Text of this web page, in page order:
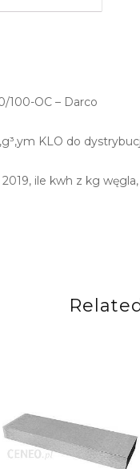
100-OC – Darco
KLO do
ile kwh z kg